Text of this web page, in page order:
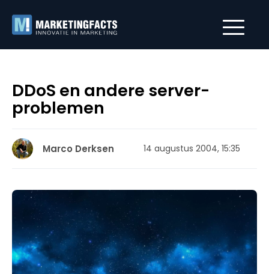
DDoS en andere server-
problemen
Marco Derksen 14 augustus 2004, 15:35